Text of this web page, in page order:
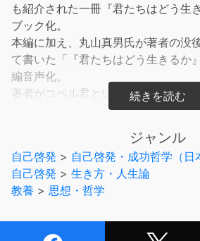
も紹介された一冊『君たちはどう生
ブック化。
本編に加え、丸山真男氏が著者の没
て書いた「『君たちはどう生きるか
編音声化。
著者がコペル君という15歳の少年の
して語ったメッセージを、じっくり
著者がコペル君の精神的成長に託し
ものは何か。
それは、人生いかに生くべきかと問
が社会科学的認識とは何かという問
ジャンル
自己啓発 > 自己啓発・成功哲学（日
自己啓発 > 生き方・人生論
教養 > 思想・哲学